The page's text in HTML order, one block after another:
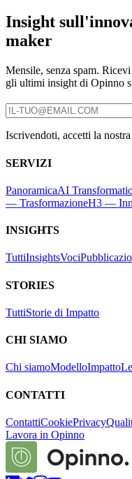
Insight
maker
Mensile, senza spam.
gli ultimi insight di Opinno
Iscrivendoti, accetti la
SERVIZI
PanoramicaAI
— TrasformazioneH3 —
INSIGHTS
TuttiInsightsVoci
STORIES
TuttiStorie di Impatto
CHI SIAMO
Chi siamoModelloImpatto
CONTATTI
ContattiCookiePrivacy
Lavora in Opinno